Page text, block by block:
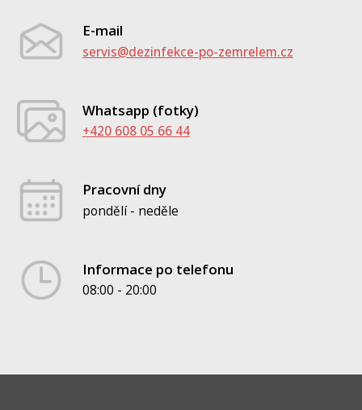
E-mail
servis@dezinfekce-po-zemrelem.cz
Whatsapp (fotky)
+420 608 05 66 44
Pracovní dny
pondělí - neděle
Informace po telefonu
08:00 - 20:00